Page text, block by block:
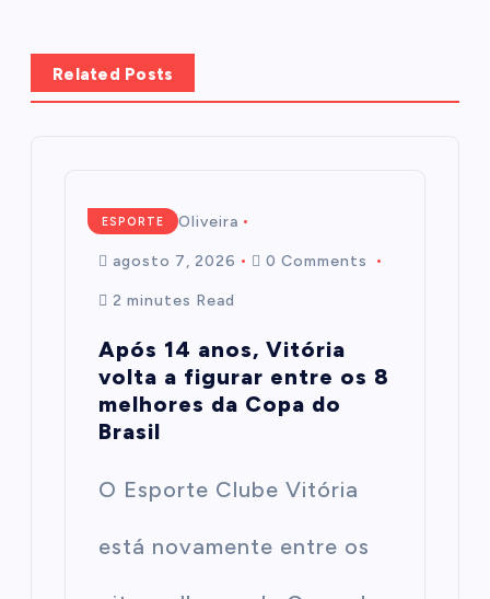
Related Posts
ESPORTE
Mairim de Oliveira
agosto 7, 2026 0 Comments
2 minutes Read
Após 14 anos, Vitória
volta a figurar entre os 8
melhores da Copa do
Brasil
O Esporte Clube Vitória
está novamente entre os